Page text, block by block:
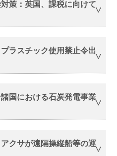
対策：英国、課税に向けて
ラスチック使用禁止令出
諸国における石炭発電事業
アクサが遠隔操縦船等の運